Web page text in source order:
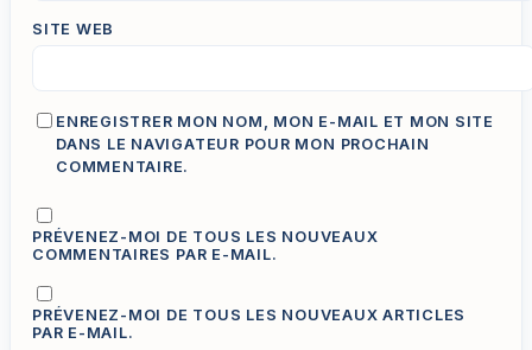
SITE WEB
ENREGISTRER MON NOM, MON E-MAIL ET MON SITE
DANS LE NAVIGATEUR POUR MON PROCHAIN
COMMENTAIRE.
PRÉVENEZ-MOI DE TOUS LES NOUVEAUX
COMMENTAIRES PAR E-MAIL.
PRÉVENEZ-MOI DE TOUS LES NOUVEAUX ARTICLES
PAR E-MAIL.